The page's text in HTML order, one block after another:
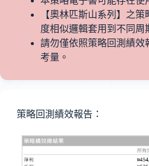
【奧林匹斯山系列】之
度相似邏輯套用到不同周
請勿僅依照策略回測績效
考量。
策略回測績效報告：